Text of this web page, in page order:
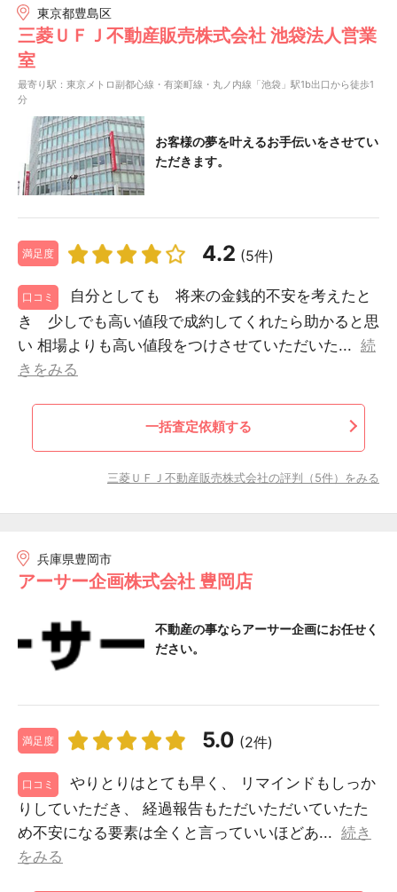
東京都豊島区
三菱ＵＦＪ不動産販売株式会社 池袋法人営業
室
最寄り駅：東京メトロ副都心線・有楽町線・丸ノ内線「池袋」駅1b出口から徒歩1
分
お客様の夢を叶えるお手伝いをさせてい
ただきます。
満足度 4.2 (5件)
口コミ
自分としても 将来の金銭的不安を考えたと
き 少しでも高い値段で成約してくれたら助かると思
い 相場よりも高い値段をつけさせていただいた... 続
きをみる
一括査定依頼する
三菱ＵＦＪ不動産販売株式会社の評判（5件）をみる
兵庫県豊岡市
アーサー企画株式会社 豊岡店
不動産の事ならアーサー企画にお任せく
ださい。
満足度 5.0 (2件)
口コミ
やりとりはとても早く、 リマインドもしっか
りしていただき、 経過報告もただいただいていたた
め不安になる要素は全くと言っていいほどあ... 続き
をみる